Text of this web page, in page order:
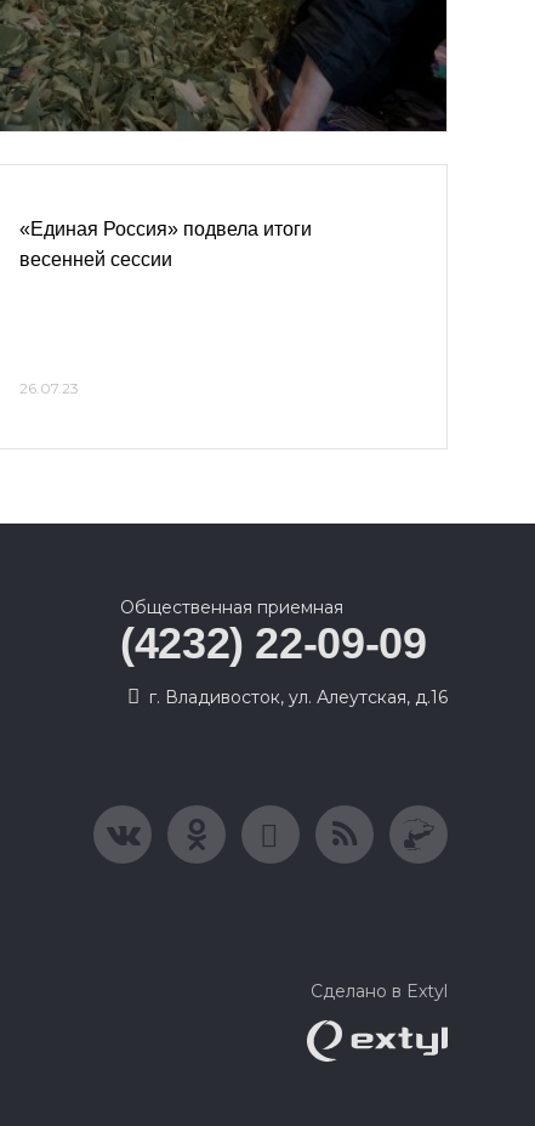
«Единая Россия» подвела итоги
весенней сессии
26.07.23
Общественная приемная
(4232) 22-09-09
г. Владивосток, ул. Алеутская, д.16
Сделано в Extyl